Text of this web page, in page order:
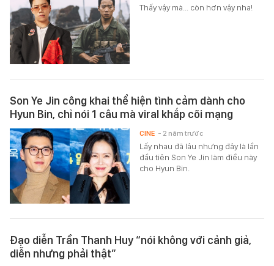
Thấy vậy mà... còn hơn vậy nha!
Son Ye Jin công khai thể hiện tình cảm dành cho
Hyun Bin, chỉ nói 1 câu mà viral khắp cõi mạng
Lấy nhau đã lâu nhưng đây là lần
đầu tiên Son Ye Jin làm điều này
cho Hyun Bin.
CINE - 2 năm trước
Đạo diễn Trần Thanh Huy “nói không với cảnh giả,
diễn nhưng phải thật”